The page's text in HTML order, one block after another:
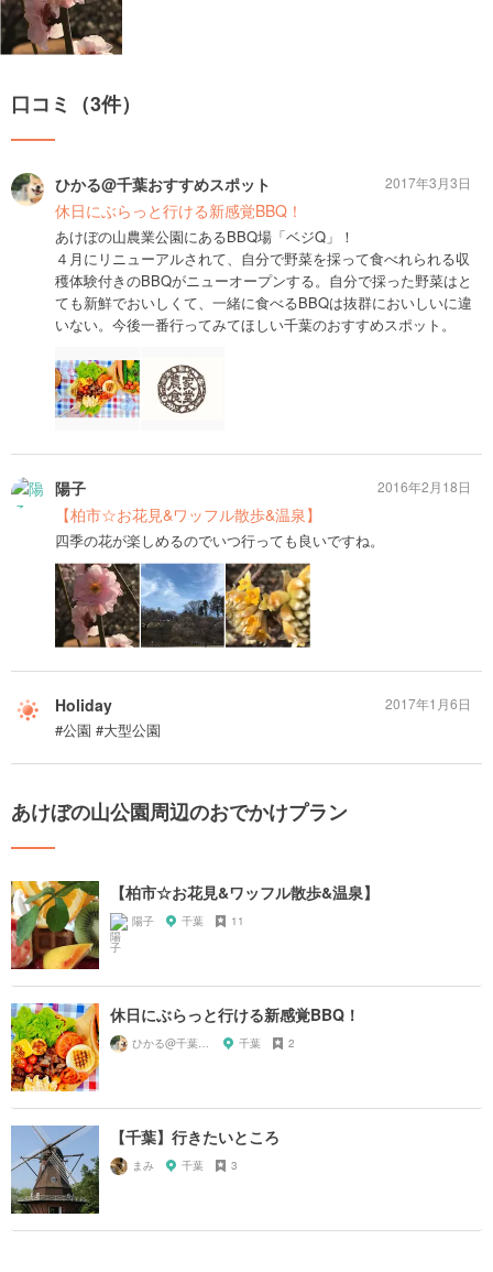
口コミ（3件）
ひかる@千葉おすすめスポット
休日にぶらっと行ける新感覚BBQ！
あけぼの山農業公園にあるBBQ場「ベジQ」！
４月にリニューアルされて、自分で野菜を採って食べれられる収
穫体験付きのBBQがニューオープンする。自分で採った野菜はと
ても新鮮でおいしくて、一緒に食べるBBQは抜群においしいに違
いない。今後一番行ってみてほしい千葉のおすすめスポット。
2017年3月3日
陽子
【柏市☆お花見&ワッフル散歩&温泉】
四季の花が楽しめるのでいつ行っても良いですね。
2016年2月18日
Holiday
#公園 #大型公園
2017年1月6日
あけぼの山公園周辺のおでかけプラン
【柏市☆お花見&ワッフル散歩&温泉】
陽子 千葉 11
休日にぶらっと行ける新感覚BBQ！
ひかる@千葉おすすめスポット 千葉 2
【千葉】行きたいところ
まみ 千葉 3